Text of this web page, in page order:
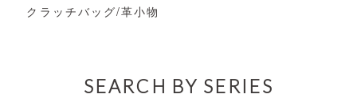
クラッチバッグ/革小物
SEARCH BY SERIES